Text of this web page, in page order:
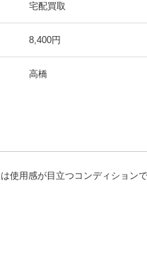
宅配買取
8,400円
高橋
使用感が目立つコンディション